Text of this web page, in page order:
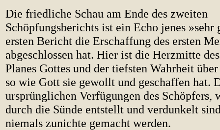
Die friedliche Schau am Ende des zweiten
Schöpfungsberichts ist ein Echo jenes »sehr
ersten Bericht die Erschaffung des ersten
abgeschlossen hat. Hier ist die Herzmitte
Planes Gottes und der tiefsten Wahrheit
so wie Gott sie gewollt und geschaffen hat.
ursprünglichen Verfügungen des Schöpfers,
durch die Sünde entstellt und verdunkelt
niemals zunichte gemacht werden.